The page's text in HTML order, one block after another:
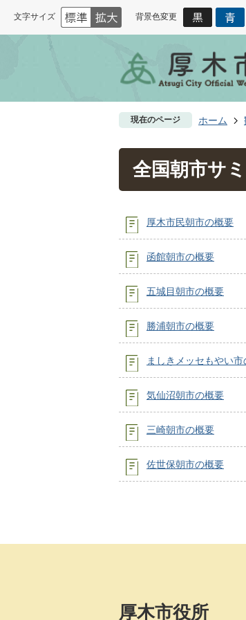
文字サイズ 背景色変更
現在のページ ホーム
全国朝市サ
厚木市民朝市の概要
函館朝市の概要
五城目朝市の概要
勝浦朝市の概要
ましきメッセもやい市
気仙沼朝市の概要
三崎朝市の概要
佐世保朝市の概要
厚木市役所